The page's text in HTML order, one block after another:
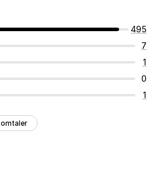
495
7
1
0
1